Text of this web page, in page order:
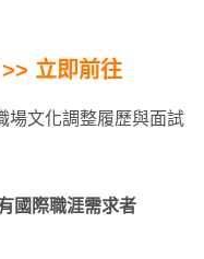
立即前往
場文化調整履歷與面試
國際職涯需求者